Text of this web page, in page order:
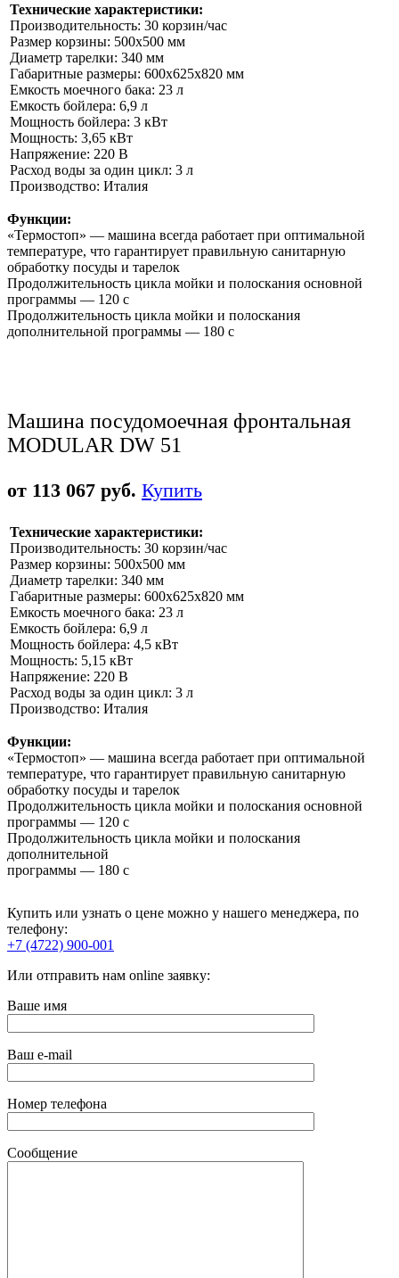
Технические характеристики:
Производительность: 30 корзин/час
Размер корзины: 500х500 мм
Диаметр тарелки: 340 мм
Габаритные размеры: 600х625х820 мм
Емкость моечного бака: 23 л
Емкость бойлера: 6,9 л
Мощность бойлера: 3 кВт
Мощность: 3,65 кВт
Напряжение: 220 В
Расход воды за один цикл: 3 л
Производство: Италия
Функции:
«Термостоп» — машина всегда работает при оптимальной
температуре, что гарантирует правильную санитарную
обработку посуды и тарелок
Продолжительность цикла мойки и полоскания основной
программы — 120 с
Продолжительность цикла мойки и полоскания
дополнительной программы — 180 с
Машина посудомоечная фронтальная
MODULAR DW 51
от 113 067 руб. Купить
Технические характеристики:
Производительность: 30 корзин/час
Размер корзины: 500х500 мм
Диаметр тарелки: 340 мм
Габаритные размеры: 600х625х820 мм
Емкость моечного бака: 23 л
Емкость бойлера: 6,9 л
Мощность бойлера: 4,5 кВт
Мощность: 5,15 кВт
Напряжение: 220 В
Расход воды за один цикл: 3 л
Производство: Италия
Функции:
«Термостоп» — машина всегда работает при оптимальной
температуре, что гарантирует правильную санитарную
обработку посуды и тарелок
Продолжительность цикла мойки и полоскания основной
программы — 120 с
Продолжительность цикла мойки и полоскания
дополнительной
программы — 180 с
Купить или узнать о цене можно у нашего менеджера, по
телефону:
+7 (4722) 900-001
Или отправить нам online заявку:
Ваше имя
Ваш e-mail
Номер телефона
Сообщение